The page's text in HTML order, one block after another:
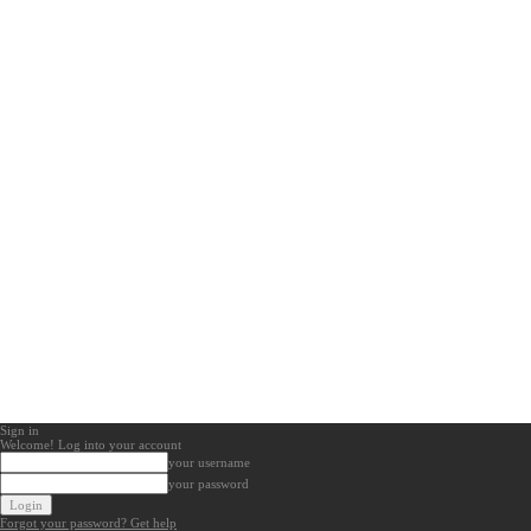
Sign in
Welcome! Log into your account
your username
your password
Forgot your password? Get help